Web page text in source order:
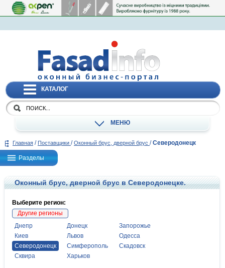
КАТАЛОГ
МЕНЮ
Главная / Поставщики / Оконный брус, дверной брус / Северодонецк
Разделы
Оконный брус, дверной брус в Северодонецке.
Выберите регион:
Другие регионы
Днепр
Донецк
Запорожье
Киев
Львов
Одесса
Северодонецк
Симферополь
Скадовск
Сквира
Харьков